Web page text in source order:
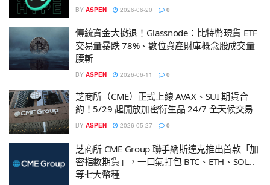
BY ASPEN 2026-06-20 0
傳統資金大撤退！Glassnode：比特幣現貨 ETF
交易量暴跌 78%、數位資產財庫概念股成交量
腰斬
BY ASPEN 2026-06-11 0
芝商所（CME）正式上線 AVAX、SUI 期貨合
約！5/29 起開放加密衍生品 24/7 全天候交易
BY ASPEN 2026-05-27 0
芝商所 CME Group 聯手納斯達克推出首款「加
密指數期貨」，一口氣打包 BTC、ETH、SOL..
等七大幣種